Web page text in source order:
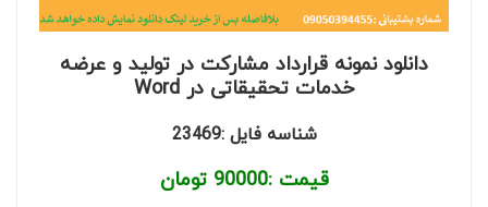
دانلود نمونه قرارداد مشارکت در تولید و عرضه
خدمات تحقیقاتی در Word
شناسه فایل :23469
قیمت :90000 تومان